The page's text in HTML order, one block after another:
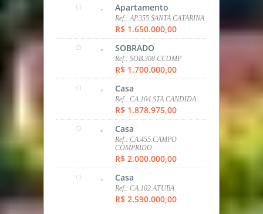
, Apartamento
Ref.: AP.355.SANTA CATARINA
R$ 1.650.000,00
, SOBRADO
Ref.: SOB.308.CCOMP
R$ 1.700.000,00
, Casa
Ref.: CA.104.STA CANDIDA
R$ 1.878.975,00
, Casa
Ref.: CA.455.CAMPO
COMPRIDO
R$ 2.000.000,00
, Casa
Ref.: CA.102.ATUBA
R$ 2.590.000,00